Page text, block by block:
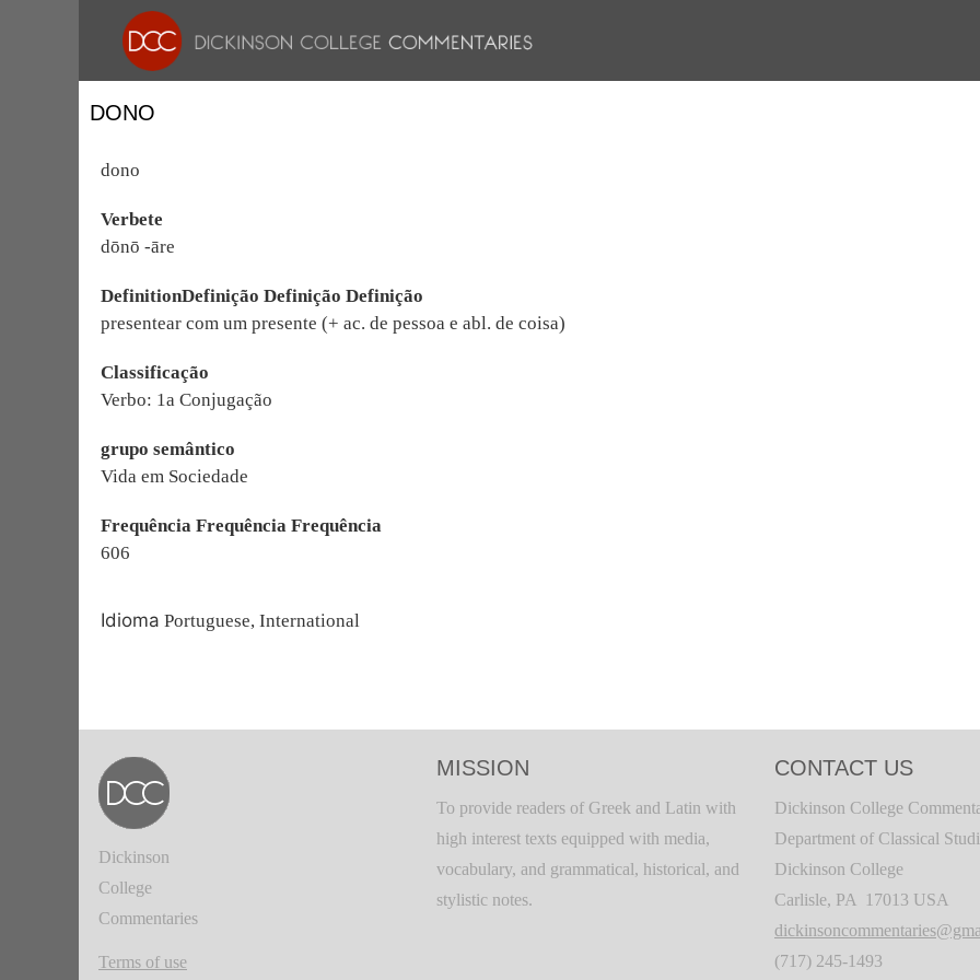
DONO
dono
Verbete
dōnō -āre
DefinitionDefinição Definição Definição
presentear com um presente (+ ac. de pessoa e abl. de coisa)
Classificação
Verbo: 1a Conjugação
grupo semântico
Vida em Sociedade
Frequência Frequência Frequência
606
Idioma Portuguese, International
Dickinson
College
Commentaries
Terms of use
MISSION
To provide readers of Greek and Latin with
high interest texts equipped with media,
vocabulary, and grammatical, historical, and
stylistic notes.
CONTACT US
Dickinson College
Department of Classical
Dickinson College
Carlisle, PA 17013 USA
(717) 245-1493